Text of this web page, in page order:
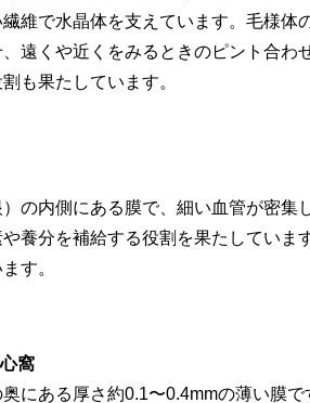
繊維で水晶体を支えています。毛様体
、遠くや近くをみるときのピント合わ
も果たしています。
の内側にある膜で、細い血管が密集
養分を補給する役割を果たしていま
す。
窩
にある厚さ約0.1〜0.4mmの薄い膜